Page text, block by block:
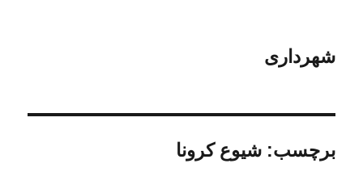
شهرداری
برچسب:شیوع کرونا